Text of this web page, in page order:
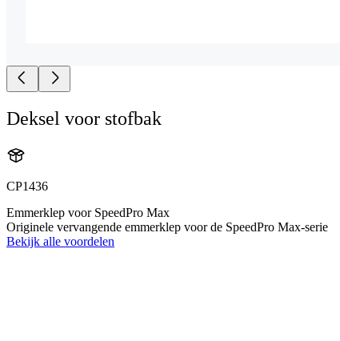
Deksel voor stofbak
CP1436
Emmerklep voor SpeedPro Max
Originele vervangende emmerklep voor de SpeedPro Max-serie
Bekijk alle voordelen